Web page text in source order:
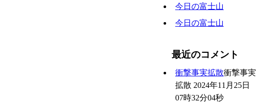
今日の富士山
今日の富士山
最近のコメント
衝撃事実拡散衝撃事実
拡散 2024年11月25日
07時32分04秒